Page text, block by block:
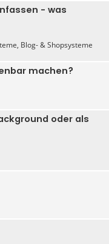
- was
Blog- & Shopsysteme
machen?
oder als